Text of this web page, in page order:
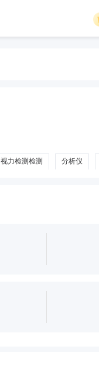
视力检测检测 分析仪